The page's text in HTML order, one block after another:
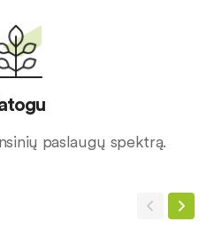
paslaugų spektrą.